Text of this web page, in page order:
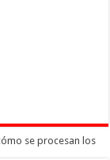
se procesan los